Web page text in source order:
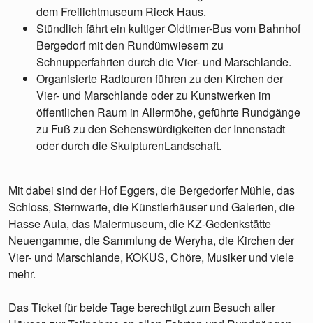
dem Freilichtmuseum Rieck Haus.
Stündlich fährt ein kultiger Oldtimer-Bus vom Bahnhof
Bergedorf mit den Rundümwiesern zu
Schnupperfahrten durch die Vier- und Marschlande.
Organisierte Radtouren führen zu den Kirchen der
Vier- und Marschlande oder zu Kunstwerken im
öffentlichen Raum in Allermöhe, geführte Rundgänge
zu Fuß zu den Sehenswürdigkeiten der Innenstadt
oder durch die SkulpturenLandschaft.
Mit dabei sind der Hof Eggers, die Bergedorfer Mühle, das
Schloss, Sternwarte, die Künstlerhäuser und Galerien, die
Hasse Aula, das Malermuseum, die KZ-Gedenkstätte
Neuengamme, die Sammlung de Weryha, die Kirchen der
Vier- und Marschlande, KOKUS, Chöre, Musiker und viele
mehr.
Das Ticket für beide Tage berechtigt zum Besuch aller